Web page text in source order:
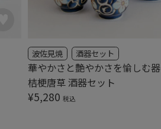
桔梗唐草 酒器セット
波佐見焼 酒器セット
¥5,280 税込
華やかさと艶やかさを愉しむ器